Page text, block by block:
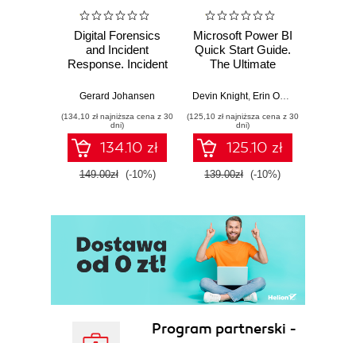
Digital Forensics
and Incident
Response. Incident
and techniques for
threat response -
Fourth Edition
Gerard Johansen
(134,10 zł najniższa cena z 30
dni)
134.10 zł
149.00zł (-10%)
Microsoft Power BI
Quick Start Guide.
The Ultimate
to Power BI, Data
Tools, and
Microsoft Fabric -
Fourth Edition
Devin Knight, Erin Ostrowsky
(125,10 zł najniższa cena z 30
dni)
125.10 zł
139.00zł (-10%)
Program partnerski -